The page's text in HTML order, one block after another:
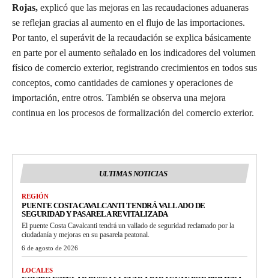
Rojas, explicó que las mejoras en las recaudaciones aduaneras
se reflejan gracias al aumento en el flujo de las importaciones.
Por tanto, el superávit de la recaudación se explica básicamente
en parte por el aumento señalado en los indicadores del volumen
físico de comercio exterior, registrando crecimientos en todos sus
conceptos, como cantidades de camiones y operaciones de
importación, entre otros. También se observa una mejora
continua en los procesos de formalización del comercio exterior.
ULTIMAS NOTICIAS
REGIÓN
PUENTE COSTA CAVALCANTI TENDRÁ VALLADO DE
SEGURIDAD Y PASARELA REVITALIZADA
El puente Costa Cavalcanti tendrá un vallado de seguridad reclamado por la
ciudadanía y mejoras en su pasarela peatonal.
6 de agosto de 2026
LOCALES